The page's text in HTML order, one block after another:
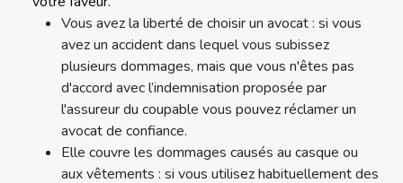
Vous avez la liberté de choisir un avocat : si vous
avez un accident dans lequel vous subissez
plusieurs dommages, mais que vous n'êtes pas
d'accord avec l’indemnisation proposée par
l'assureur du coupable vous pouvez réclamer un
avocat de confiance.
Elle couvre les dommages causés au casque ou
aux vêtements : si vous utilisez habituellement des